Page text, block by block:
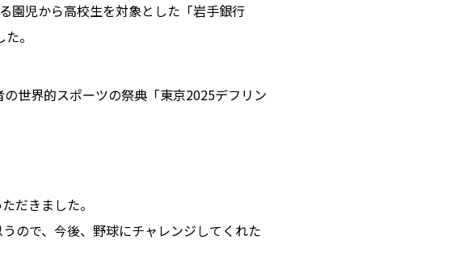
園児から高校生を対象とした「岩手銀行
。
世界的スポーツの祭典「東京2025デフリン
だきました。
ので、今後、野球にチャレンジしてくれた